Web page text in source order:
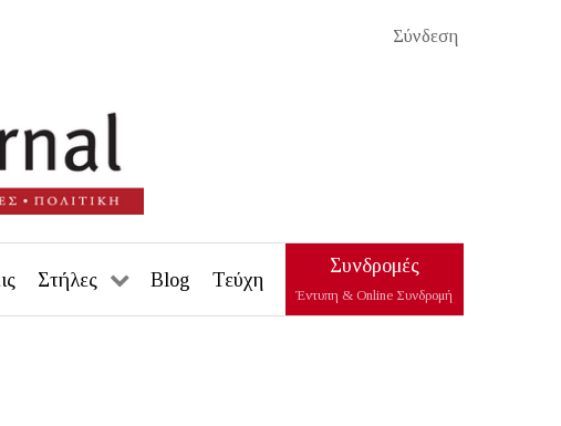
Σύνδεση
Στήλες Blog Τεύχη
Συνδρομές
Έντυπη & Online Συνδρομή